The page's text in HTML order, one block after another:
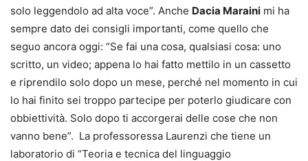
solo leggendolo ad alta voce”. Anche Dacia Maraini mi ha
sempre dato dei consigli importanti, come quello che
seguo ancora oggi: “Se fai una cosa, qualsiasi cosa: uno
scritto, un video; appena lo hai fatto mettilo in un cassetto
e riprendilo solo dopo un mese, perché nel momento in cui
lo hai finito sei troppo partecipe per poterlo giudicare con
obbiettività. Solo dopo ti accorgerai delle cose che non
vanno bene”. La professoressa Laurenzi che tiene un
laboratorio di “Teoria e tecnica del linguaggio